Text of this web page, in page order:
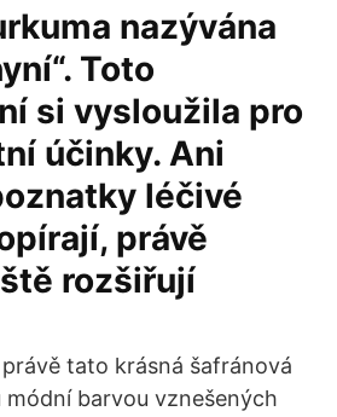
nazývána
Toto
si vysloužila pro
účinky. Ani
léčivé
právě
rozšiřují
tato krásná šafránová
barvou vznešených